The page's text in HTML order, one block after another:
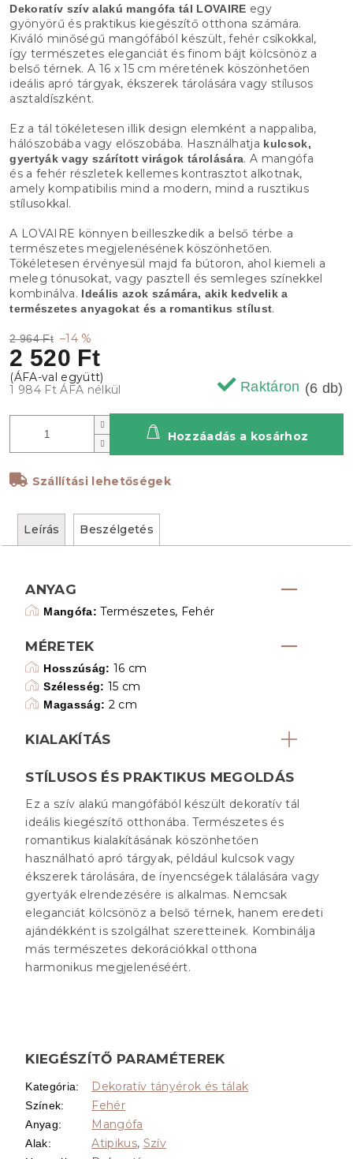
2 964 Ft –14 %
2 520 Ft
1 984 Ft ÁFA nélkül Raktáron (6 db)
Szállítási lehetőségek
Hozzáadás a kosárhoz
Dekoratív szív alakú mangófa tál LOVAIRE egy
gyönyörű és praktikus kiegészítő otthona számára.
Kiváló minőségű mangófából készült, fehér csíkokkal,
így természetes eleganciát és finom bájt kölcsönöz a
belső térnek. A 16 x 15 cm méretének köszönhetően
ideális apró tárgyak, ékszerek tárolására vagy stílusos
asztaldíszként.
Ez a tál tökéletesen illik design elemként a nappaliba,
hálószobába vagy előszobába. Használhatja kulcsok,
gyertyák vagy szárított virágok tárolására. A mangófa
és a fehér részletek kellemes kontrasztot alkotnak,
amely kompatibilis mind a modern, mind a rusztikus
stílusokkal.
A LOVAIRE könnyen beilleszkedik a belső térbe a
természetes megjelenésének köszönhetően.
Tökéletesen érvényesül majd fa bútoron, ahol kiemeli a
meleg tónusokat, vagy pasztell és semleges színekkel
kombinálva. Ideális azok számára, akik kedvelik a
természetes anyagokat és a romantikus stílust.
Leírás Beszélgetés
ANYAG
Mangófa: Természetes, Fehér
MÉRETEK
Hosszúság: 16 cm
Szélesség: 15 cm
Magasság: 2 cm
KIALAKÍTÁS
STÍLUSOS ÉS PRAKTIKUS MEGOLDÁS
Ez a szív alakú mangófából készült dekoratív tál
ideális kiegészítő otthonába. Természetes és
romantikus kialakításának köszönhetően
használható apró tárgyak, például kulcsok vagy
ékszerek tárolására, de ínyencségek tálalására vagy
gyertyák elrendezésére is alkalmas. Nemcsak
eleganciát kölcsönöz a belső térnek, hanem eredeti
ajándékként is szolgálhat szeretteinek. Kombinálja
más természetes dekorációkkal otthona
harmonikus megjelenéséért.
KIEGÉSZÍTŐ PARAMÉTEREK
Kategória: Dekoratív tányérok és tálak
Színek: Fehér
Anyag: Mangófa
Alak: Atipikus, Szív